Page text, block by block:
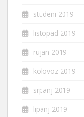
studeni 2019
listopad 2019
rujan 2019
kolovoz 2019
srpanj 2019
lipanj 2019